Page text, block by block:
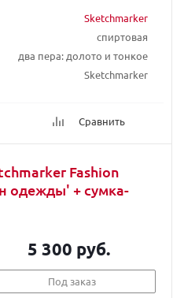
Sketchmarker
спиртовая
два пера: долото и тонкое
Sketchmarker
Сравнить
Fashion
одежды' + сумка-
5 300 руб.
Под заказ